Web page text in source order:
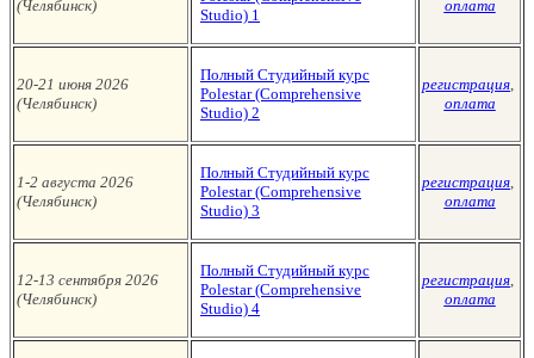
(Челябинск)
Studio) 1
оплата
20-21 июня 2026
(Челябинск)
Полный Студийный курс
Polestar (Сomprehensive
Studio) 2
регистрация,
оплата
1-2 августа 2026
(Челябинск)
Полный Студийный курс
Polestar (Сomprehensive
Studio) 3
регистрация,
оплата
12-13 сентября 2026
(Челябинск)
Полный Студийный курс
Polestar (Сomprehensive
Studio) 4
регистрация,
оплата